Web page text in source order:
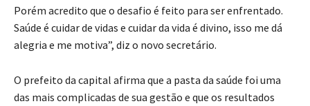
Porém acredito que o desafio é feito para ser enfrentado.
Saúde é cuidar de vidas e cuidar da vida é divino, isso me dá
alegria e me motiva”, diz o novo secretário.
O prefeito da capital afirma que a pasta da saúde foi uma
das mais complicadas de sua gestão e que os resultados